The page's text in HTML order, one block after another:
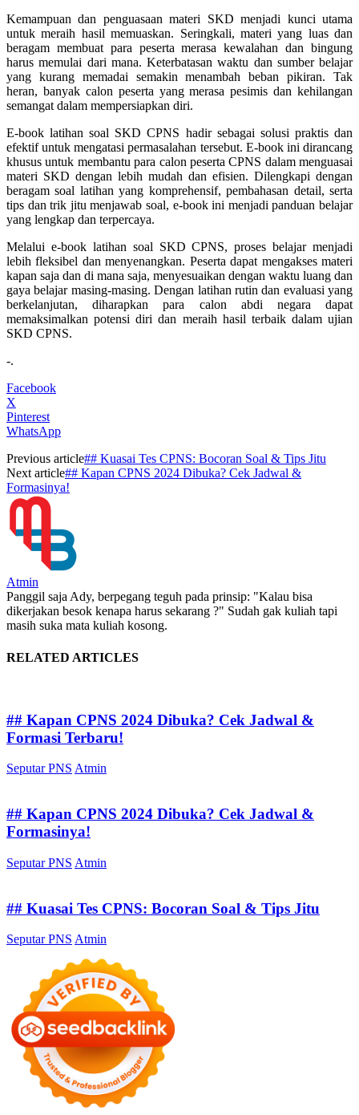
Kemampuan dan penguasaan materi SKD menjadi kunci utama
untuk meraih hasil memuaskan. Seringkali, materi yang luas dan
beragam membuat para peserta merasa kewalahan dan bingung
harus memulai dari mana. Keterbatasan waktu dan sumber belajar
yang kurang memadai semakin menambah beban pikiran. Tak
heran, banyak calon peserta yang merasa pesimis dan kehilangan
semangat dalam mempersiapkan diri.
E-book latihan soal SKD CPNS hadir sebagai solusi praktis dan
efektif untuk mengatasi permasalahan tersebut. E-book ini dirancang
khusus untuk membantu para calon peserta CPNS dalam menguasai
materi SKD dengan lebih mudah dan efisien. Dilengkapi dengan
beragam soal latihan yang komprehensif, pembahasan detail, serta
tips dan trik jitu menjawab soal, e-book ini menjadi panduan belajar
yang lengkap dan terpercaya.
Melalui e-book latihan soal SKD CPNS, proses belajar menjadi
lebih fleksibel dan menyenangkan. Peserta dapat mengakses materi
kapan saja dan di mana saja, menyesuaikan dengan waktu luang dan
gaya belajar masing-masing. Dengan latihan rutin dan evaluasi yang
berkelanjutan, diharapkan para calon abdi negara dapat
memaksimalkan potensi diri dan meraih hasil terbaik dalam ujian
SKD CPNS.
-.
Facebook
X
Pinterest
WhatsApp
Previous article## Kuasai Tes CPNS: Bocoran Soal & Tips Jitu
Next article## Kapan CPNS 2024 Dibuka? Cek Jadwal &
Formasinya!
Atmin
Panggil saja Ady, berpegang teguh pada prinsip: "Kalau bisa
dikerjakan besok kenapa harus sekarang ?" Sudah gak kuliah tapi
masih suka mata kuliah kosong.
RELATED ARTICLES
## Kapan CPNS 2024 Dibuka? Cek Jadwal &
Formasi Terbaru!
Seputar PNS Atmin
## Kapan CPNS 2024 Dibuka? Cek Jadwal &
Formasinya!
Seputar PNS Atmin
## Kuasai Tes CPNS: Bocoran Soal & Tips Jitu
Seputar PNS Atmin